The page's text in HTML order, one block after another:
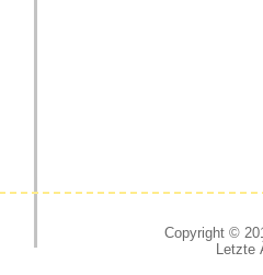
Copyright ©
Letzte